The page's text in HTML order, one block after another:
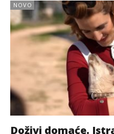
NOVO
Doživi domaće.